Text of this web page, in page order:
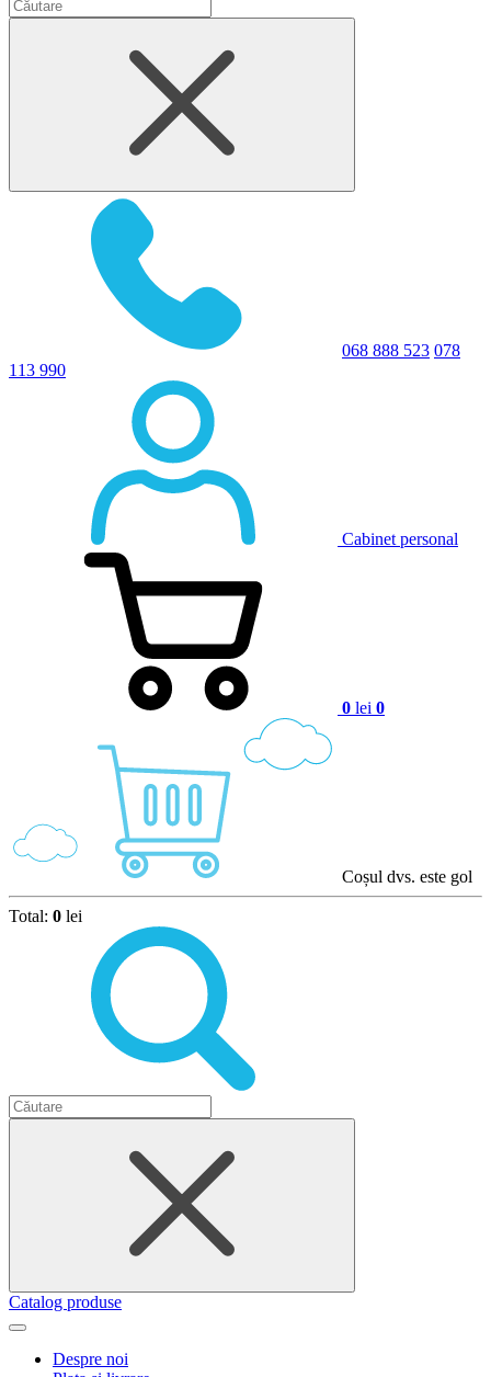
068 888 523 078
113 990
Cabinet personal
0 lei 0
Coșul dvs. este gol
Total: 0 lei
Catalog produse
Despre noi